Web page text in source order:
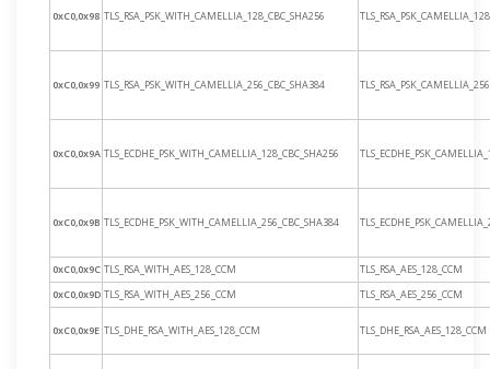
0xC0,0x98 TLS_RSA_PSK_WITH_CAMELLIA_128_CBC_SHA256
0xC0,0x99 TLS_RSA_PSK_WITH_CAMELLIA_256_CBC_SHA384
0xC0,0x9A TLS_ECDHE_PSK_WITH_CAMELLIA_128_CBC_SHA256
0xC0,0x9B TLS_ECDHE_PSK_WITH_CAMELLIA_256_CBC_SHA384
0xC0,0x9C TLS_RSA_WITH_AES_128_CCM
TLS_RSA_AES_128_CCM
0xC0,0x9D TLS_RSA_WITH_AES_256_CCM TLS_RSA_AES_256_CCM
0xC0,0x9E TLS_DHE_RSA_WITH_AES_128_CCM TLS_DHE_RSA_AES_128_CCM